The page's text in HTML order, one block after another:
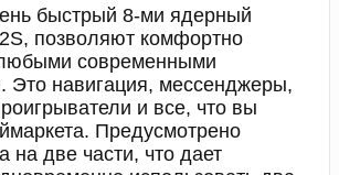
быстрый 8-ми ядерный
позволяют комфортно
современными
Это навигация, мессенджеры,
и все, что вы
Предусмотрено
на две части, что дает